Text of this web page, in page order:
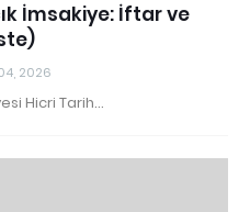
İmsakiye: İftar ve
2026
Hicri Tarih…